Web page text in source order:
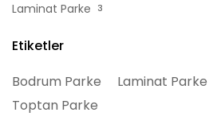
Laminat Parke 3
Etiketler
Bodrum Parke
Laminat Parke
Toptan Parke